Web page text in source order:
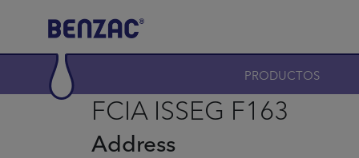
Main navigation PRODUCTOS
FCIA ISSEG F163
Address